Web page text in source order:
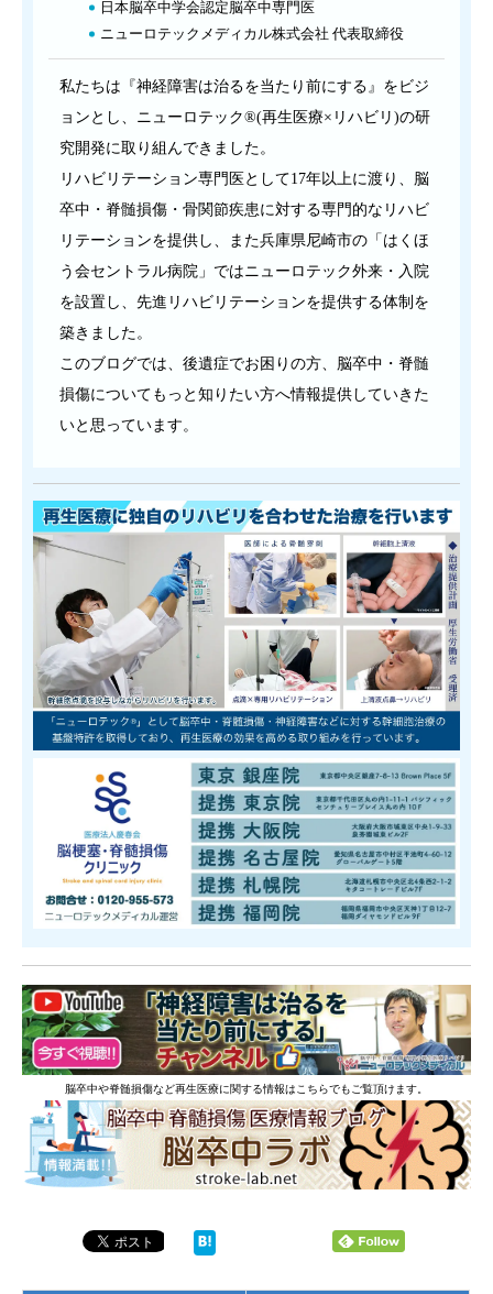
日本脳卒中学会認定脳卒中専門医
ニューロテックメディカル株式会社 代表取締役
私たちは『神経障害は治るを当たり前にする』をビジ
ョンとし、ニューロテック®(再生医療×リハビリ)の研
究開発に取り組んできました。
リハビリテーション専門医として17年以上に渡り、脳
卒中・脊髄損傷・骨関節疾患に対する専門的なリハビ
リテーションを提供し、また兵庫県尼崎市の「はくほ
う会セントラル病院」ではニューロテック外来・入院
を設置し、先進リハビリテーションを提供する体制を
築きました。
このブログでは、後遺症でお困りの方、脳卒中・脊髄
損傷についてもっと知りたい方へ情報提供していきた
いと思っています。
脳卒中や脊髄損傷など再生医療に関する情報はこちらでもご覧頂けます。